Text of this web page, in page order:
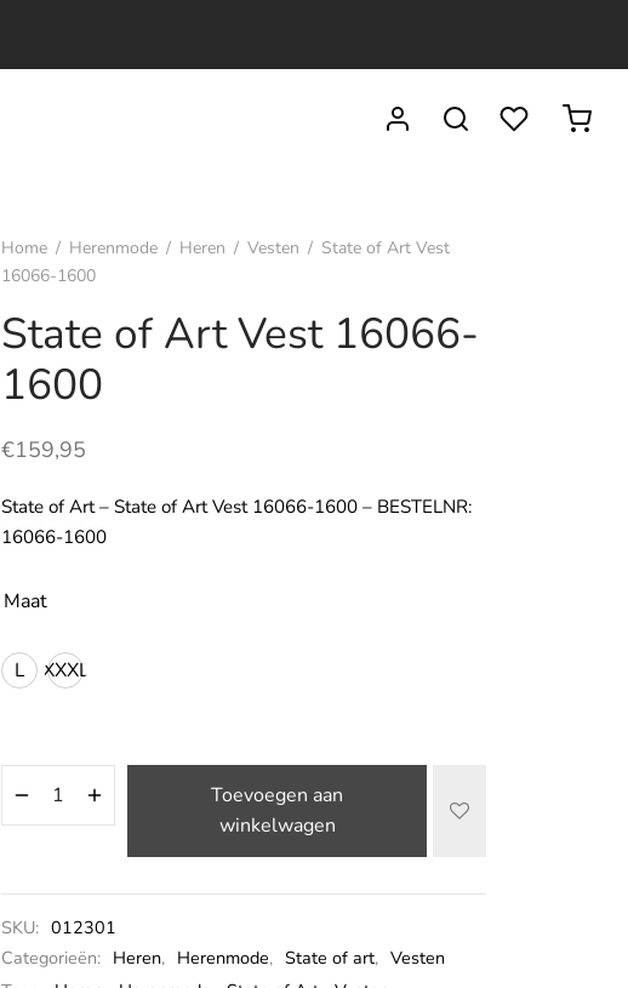
Home / Herenmode / Heren / Vesten / State of Art Vest
16066-1600
State of Art Vest 16066-
1600
€159,95
State of Art – State of Art Vest 16066-1600 – BESTELNR:
16066-1600
Maat
L XXXL
Toevoegen aan
winkelwagen
SKU: 012301
Categorieën: Heren, Herenmode, State of art, Vesten